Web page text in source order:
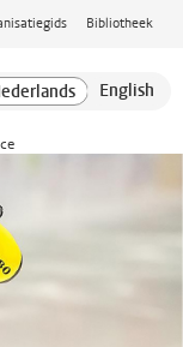
Bibliotheek